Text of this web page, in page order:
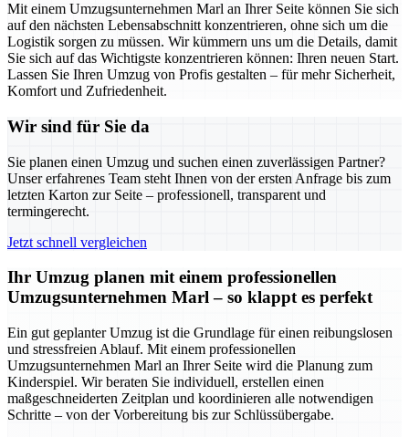
Mit einem Umzugsunternehmen Marl an Ihrer Seite können Sie sich
auf den nächsten Lebensabschnitt konzentrieren, ohne sich um die
Logistik sorgen zu müssen. Wir kümmern uns um die Details, damit
Sie sich auf das Wichtigste konzentrieren können: Ihren neuen Start.
Lassen Sie Ihren Umzug von Profis gestalten – für mehr Sicherheit,
Komfort und Zufriedenheit.
Wir sind für Sie da
Sie planen einen Umzug und suchen einen zuverlässigen Partner?
Unser erfahrenes Team steht Ihnen von der ersten Anfrage bis zum
letzten Karton zur Seite – professionell, transparent und
termingerecht.
Jetzt schnell vergleichen
Ihr Umzug planen mit einem professionellen
Umzugsunternehmen Marl – so klappt es perfekt
Ein gut geplanter Umzug ist die Grundlage für einen reibungslosen
und stressfreien Ablauf. Mit einem professionellen
Umzugsunternehmen Marl an Ihrer Seite wird die Planung zum
Kinderspiel. Wir beraten Sie individuell, erstellen einen
maßgeschneiderten Zeitplan und koordinieren alle notwendigen
Schritte – von der Vorbereitung bis zur Schlüssübergabe.